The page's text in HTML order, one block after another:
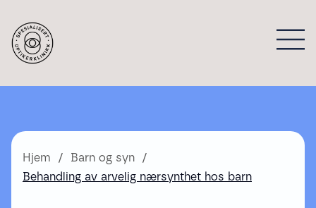
Hjem
Barn og syn
Behandling av arvelig nærsynthet hos barn